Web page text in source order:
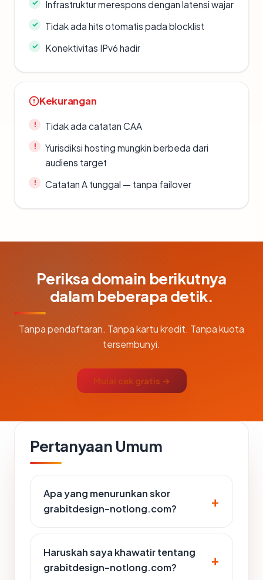
Infrastruktur merespons dengan latensi wajar
Tidak ada hits otomatis pada blocklist
Konektivitas IPv6 hadir
Kekurangan
Tidak ada catatan CAA
Yurisdiksi hosting mungkin berbeda dari
audiens target
Catatan A tunggal — tanpa failover
Periksa domain berikutnya
dalam beberapa detik.
Tanpa pendaftaran. Tanpa kartu kredit. Tanpa kuota
tersembunyi.
Mulai cek gratis →
Pertanyaan Umum
Apa yang menurunkan skor
grabitdesign-notlong.com?
Haruskah saya khawatir tentang
grabitdesign-notlong.com?